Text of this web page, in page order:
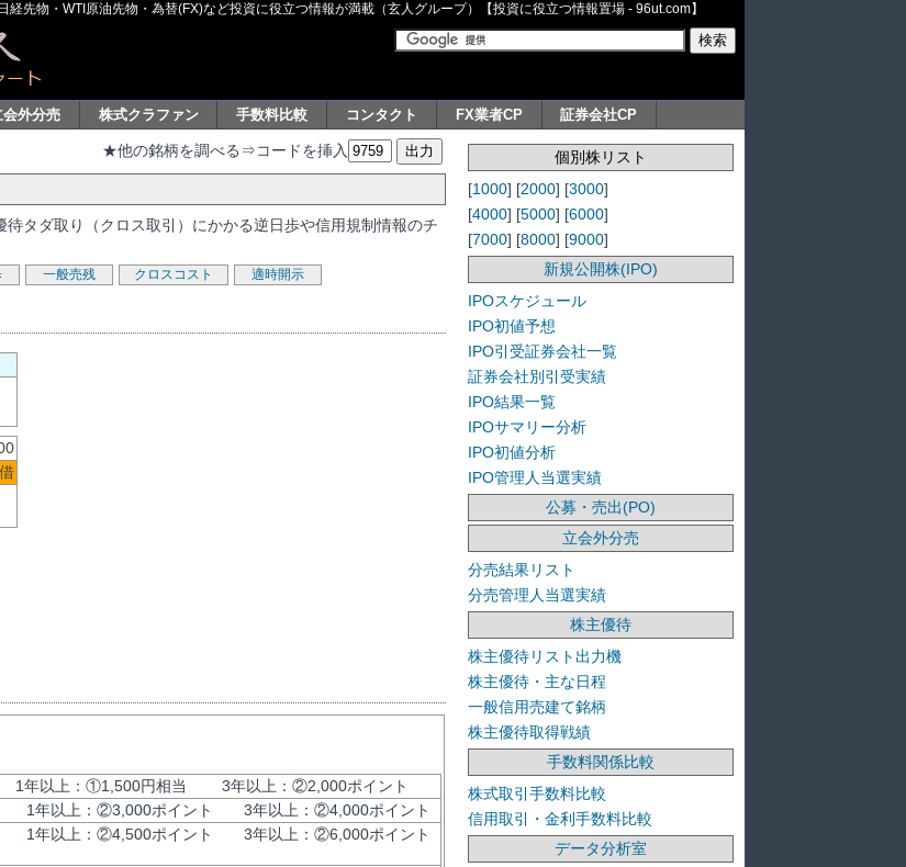
先物・WTI原油先物・為替(FX)など投資に役立つ情報が満載（玄人グループ）【投資に役立つ情報置場 - 96ut.com】
会外分売 株式クラファン 手数料比較 コンタクト FX業者CP 証券会社CP
★他の銘柄を調べる⇒コードを挿入
タダ取り（クロス取引）にかかる逆日歩や信用規制情報のチ
一般売残 クロスコスト 適時開示
年以上：①1,500円相当 3年以上：②2,000ポイント
1年以上：②3,000ポイント 3年以上：②4,000ポイント
1年以上：②4,500ポイント 3年以上：②6,000ポイント
個別株リスト
[1000] [2000] [3000]
[4000] [5000] [6000]
[7000] [8000] [9000]
新規公開株(IPO)
IPOスケジュール
IPO初値予想
IPO引受証券会社一覧
証券会社別引受実績
IPO結果一覧
IPOサマリー分析
IPO初値分析
IPO管理人当選実績
公募・売出(PO)
立会外分売
分売結果リスト
分売管理人当選実績
株主優待
株主優待リスト出力機
株主優待・主な日程
一般信用売建て銘柄
株主優待取得戦績
手数料関係比較
株式取引手数料比較
信用取引・金利手数料比較
データ分析室